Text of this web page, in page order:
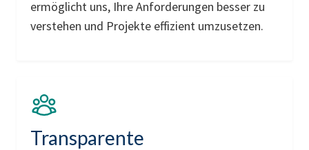
ermöglicht uns, Ihre Anforderungen besser zu
verstehen und Projekte effizient umzusetzen.
Transparente